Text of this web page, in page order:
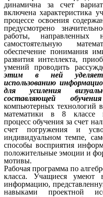
динамична за счет
включена характеристика
процессе освоения
предусмотрено
работы, направленных
самостоятельную
обеспечение понимания
развития интеллекта,
умений проводить
этим в ней
использованию
для усиления
составляющей
компьютерных технологий
математики в 8 классе
процесс обучения за счет
счет погружения и
индивидуальном темпе,
способы восприятия
положительные эмоции и
мотивы.
Рабочая программа по
класса. Учащиеся умеют
информацию,
навыками проектной